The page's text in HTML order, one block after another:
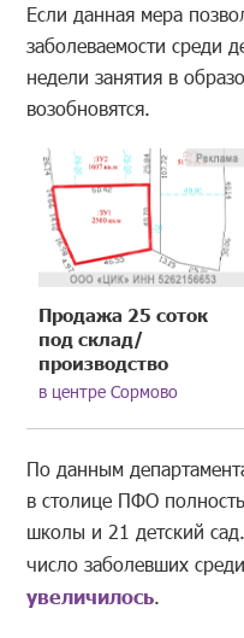
Если данная мера
заболеваемости среди
недели занятия в
возобновятся.
Продажа 25 соток
под склад/
производство
в центре Сормово
По данным
в столице ПФО
школы и 21 детский
число заболевших
увеличилось.